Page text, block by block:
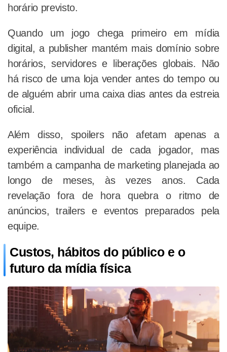
horário previsto.
Quando um jogo chega primeiro em mídia
digital, a publisher mantém mais domínio sobre
horários, servidores e liberações globais. Não
há risco de uma loja vender antes do tempo ou
de alguém abrir uma caixa dias antes da estreia
oficial.
Além disso, spoilers não afetam apenas a
experiência individual de cada jogador, mas
também a campanha de marketing planejada ao
longo de meses, às vezes anos. Cada
revelação fora de hora quebra o ritmo de
anúncios, trailers e eventos preparados pela
equipe.
Custos, hábitos do público e o
futuro da mídia física